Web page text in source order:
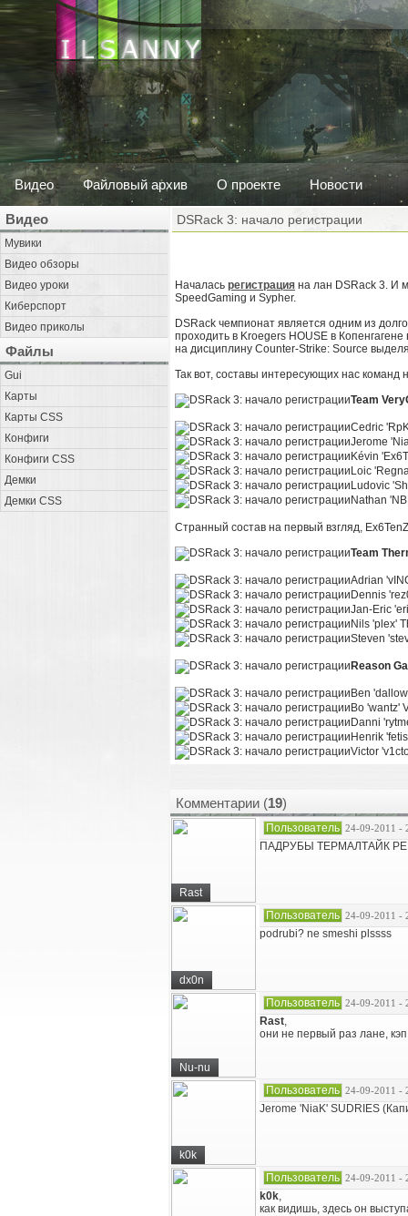
Видео Файловый архив О проекте Новости
Видео
Мувики
Видео обзоры
Видео уроки
Киберспорт
Видео приколы
Файлы
Gui
Карты
Карты CSS
Конфиги
Конфиги CSS
Демки
Демки CSS
DSRack 3: начало регистрации
Началась регистрация на лан DSRack 3. И
SpeedGaming и Sypher.
DSRack чемпионат является одним из
проходить в Kroegers HOUSE в
на дисциплину Counter-Strike: Source
Так вот, составы интересующих нас команд
Team
Cedric
Jerome
Kévin
Loic
Ludovic
Nathan
Странный состав на первый взгляд,
Team
Adrian
Dennis
Jan-Eric
Nils 'plex'
Steven
Reason
Ben
Bo 'wantz'
Danni
Henrik
Victor
Комментарии (19)
Rast
Пользователь 24-09-2011 -
ПАДРУБЫ ТЕРМАЛТАЙК
dx0n
Пользователь 24-09-2011 -
podrubi? ne smeshi plssss
Nu-nu
Пользователь 24-09-2011 -
Rast,
они не первый раз лане, кэп
k0k
Пользователь 24-09-2011 -
Jerome 'NiaK' SUDRIES
Пользователь 24-09-2011 -
k0k,
как видишь, здесь он